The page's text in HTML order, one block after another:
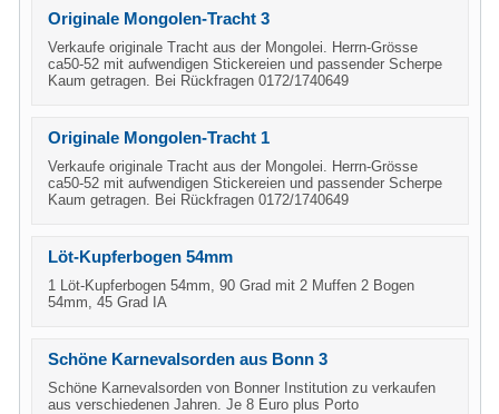
Originale Mongolen-Tracht 3
Verkaufe originale Tracht aus der Mongolei. Herrn-Grösse
ca50-52 mit aufwendigen Stickereien und passender Scherpe
Kaum getragen. Bei Rückfragen 0172/1740649
Originale Mongolen-Tracht 1
Verkaufe originale Tracht aus der Mongolei. Herrn-Grösse
ca50-52 mit aufwendigen Stickereien und passender Scherpe
Kaum getragen. Bei Rückfragen 0172/1740649
Löt-Kupferbogen 54mm
1 Löt-Kupferbogen 54mm, 90 Grad mit 2 Muffen 2 Bogen
54mm, 45 Grad IA
Schöne Karnevalsorden aus Bonn 3
Schöne Karnevalsorden von Bonner Institution zu verkaufen
aus verschiedenen Jahren. Je 8 Euro plus Porto